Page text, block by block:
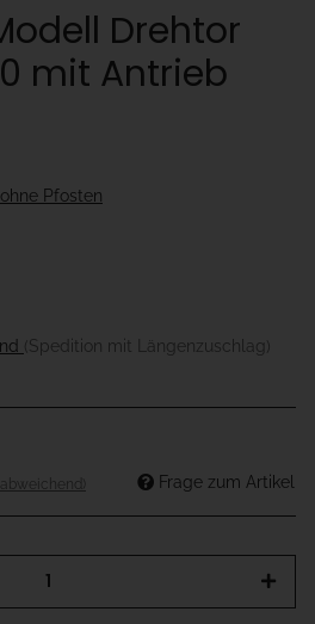
Drehtor
mit Antrieb
Pfosten
(Spedition mit Längenzuschlag)
Frage zum Artikel